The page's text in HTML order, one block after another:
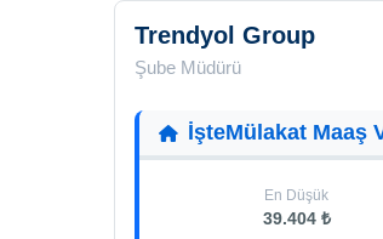
Trendyol Group
Şube Müdürü
İşteMülakat Maaş
En Düşük
39.404 ₺